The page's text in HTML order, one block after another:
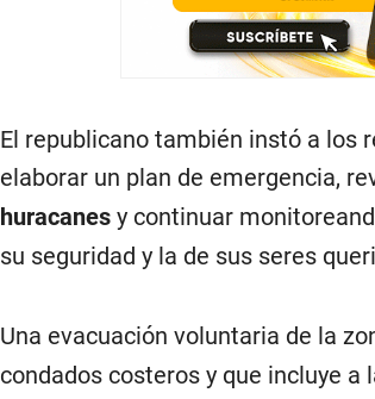
El republicano también instó a los
elaborar un plan de emergencia,
huracanesy continuar
su seguridad y la de sus seres
Una evacuación voluntaria de la
condados costeros y que incluye a